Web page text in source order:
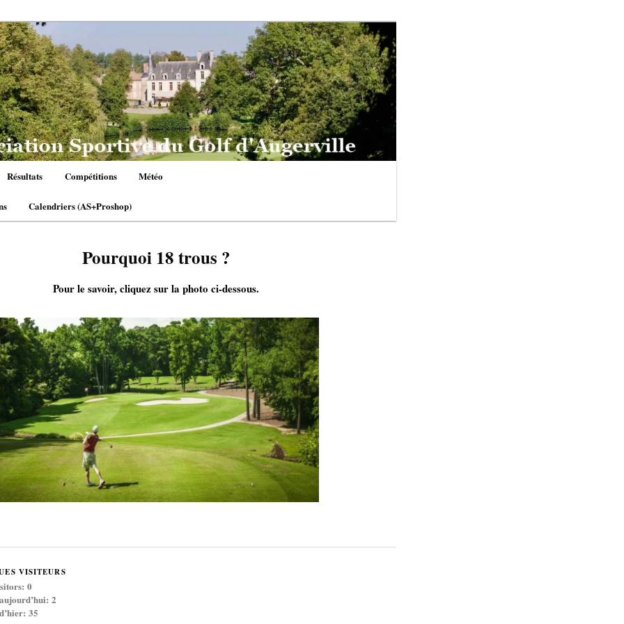
Résultats Compétitions Météo
Calendriers (AS+Proshop)
Pourquoi 18 trous ?
Pour le savoir, cliquez sur la photo ci-dessous.
VISITEURS
0
2
35